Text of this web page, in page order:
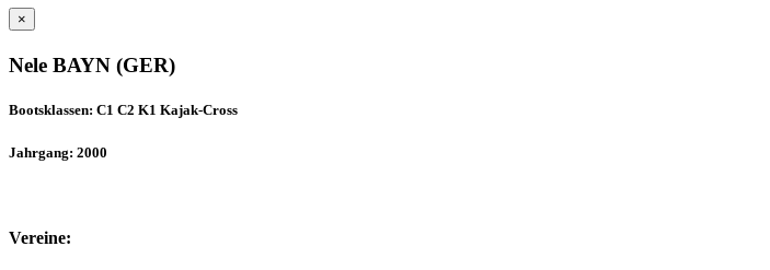
×
Nele BAYN (GER)
Bootsklassen: C1 C2 K1 Kajak-Cross
Jahrgang: 2000
Vereine: